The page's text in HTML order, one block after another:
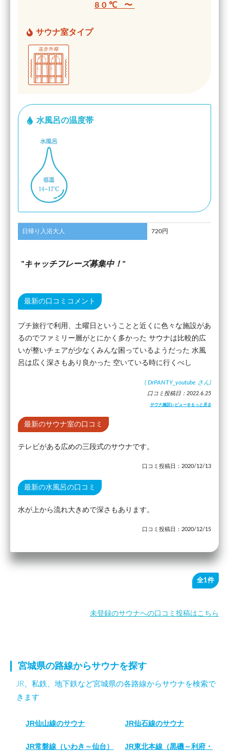
80℃ 〜
サウナ室タイプ
水風呂の温度帯
日帰り入浴大人 720円
キャッチフレーズ募集中！
最新の口コミコメント
プチ旅行で利用、土曜日ということと近くに色々な施設があ
るのでファミリー層がとにかく多かった サウナは比較的広
いが整いチェアが少なくみんな困っているようだった 水風
呂は広く深さもあり良かった 空いている時に行くべし
( DrPANTY_youtube さん)
口コミ投稿日：2022.6.25
サウナ施設レビューをもっと見る
最新のサウナ室の口コミ
テレビがある広めの三段式のサウナです。
口コミ投稿日：2020/12/13
最新の水風呂の口コミ
水が上から流れ大きめで深さもあります。
口コミ投稿日：2020/12/15
全1件
未登録のサウナへの口コミ投稿はこちら
宮城県の路線からサウナを探す
JR、私鉄、地下鉄など宮城県の各路線からサウナを検索で
きます
JR仙山線のサウナ JR仙石線のサウナ
JR常磐線（いわき～仙台） JR東北本線（黒磯～利府・